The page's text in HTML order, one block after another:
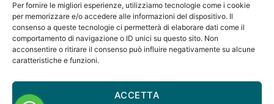
Per fornire le migliori esperienze, utilizziamo tecnologie come i cookie
per memorizzare e/o accedere alle informazioni del dispositivo. Il
consenso a queste tecnologie ci permetterà di elaborare dati come il
comportamento di navigazione o ID unici su questo sito. Non
acconsentire o ritirare il consenso può influire negativamente su alcune
caratteristiche e funzioni.
ACCETTA
Privacy Policy
Grazie per qualsiasi donazione a sostegno
IBAN: IT28 U030 6912 1181 0000 0012 641